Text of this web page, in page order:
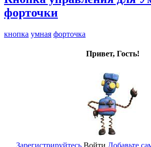
форточки
кнопка умная форточка
Привет, Гость!